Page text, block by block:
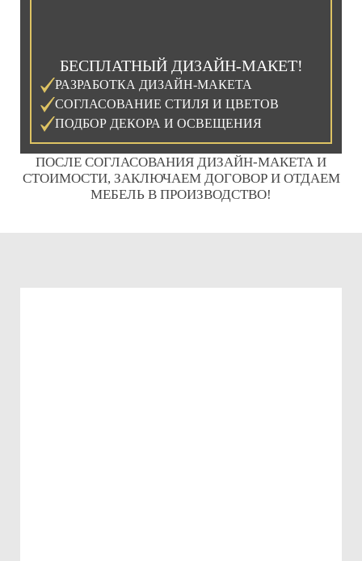
БЕСПЛАТНЫЙ ДИЗАЙН-МАКЕТ!
РАЗРАБОТКА ДИЗАЙН-МАКЕТА
СОГЛАСОВАНИЕ СТИЛЯ И ЦВЕТОВ
ПОДБОР ДЕКОРА И ОСВЕЩЕНИЯ
ПОСЛЕ СОГЛАСОВАНИЯ ДИЗАЙН-МАКЕТА И
СТОИМОСТИ, ЗАКЛЮЧАЕМ ДОГОВОР И ОТДАЕМ
МЕБЕЛЬ В ПРОИЗВОДСТВО!